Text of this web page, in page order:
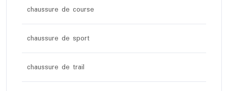
chaussure de course
chaussure de sport
chaussure de trail